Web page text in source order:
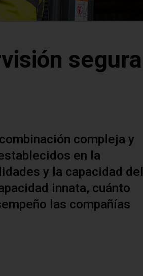
segura
compleja y
en la
y la capacidad del
innata, cuánto
las compañías